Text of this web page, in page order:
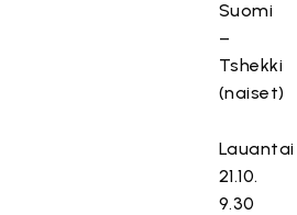
Suomi
–
Tshekki
(naiset)
Lauantai
21.10.
9.30